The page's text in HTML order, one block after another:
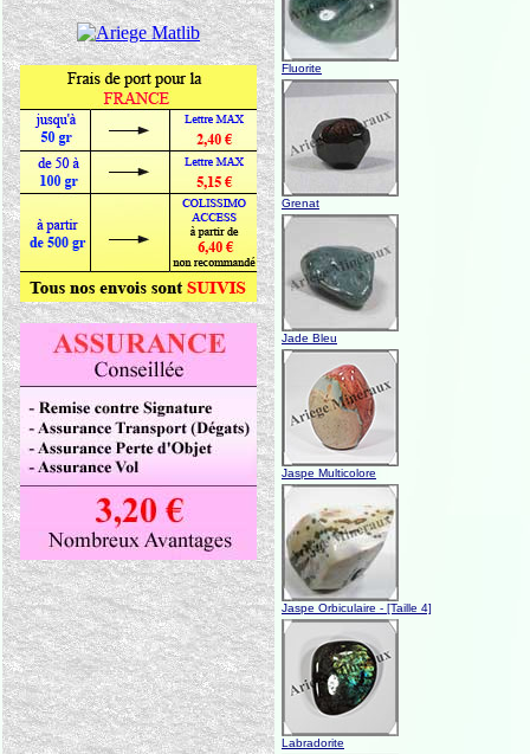
Fluorite
Grenat
Jade Bleu
Jaspe Multicolore
Jaspe Orbiculaire - [Taille 4]
Labradorite